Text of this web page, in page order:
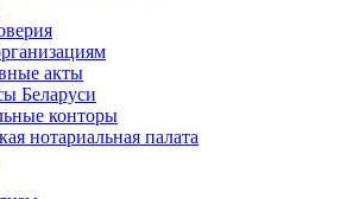
акты
Беларуси
конторы
нотариальная палата